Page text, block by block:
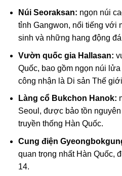
Núi Seoraksan: ngọn núi
tỉnh Gangwon, nổi tiếng với
sinh và những hang động
Vườn quốc gia Hallasan:
Quốc, bao gồm ngọn núi
công nhận là Di sản Thế
Làng cổ Bukchon Hanok:
Seoul, được bảo tồn
truyền thống Hàn Quốc.
Cung điện
quan trọng nhất Hàn Quốc,
14.